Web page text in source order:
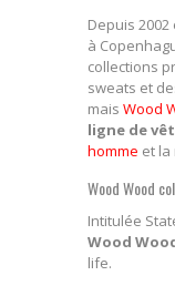
Depuis
à
collections
sweats et
mais Wood
ligne de
homme et la
Wood Wood
Intitulée
Wood
life.